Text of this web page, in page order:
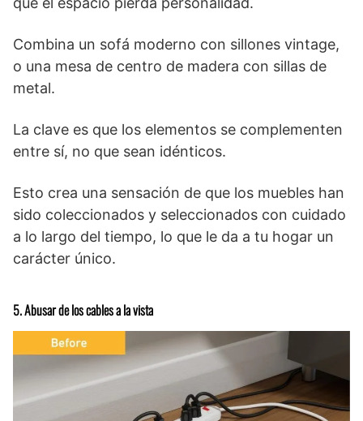
Combina un sofá moderno con sillones vintage,
o una mesa de centro de madera con sillas de
metal.
La clave es que los elementos se complementen
entre sí, no que sean idénticos.
Esto crea una sensación de que los muebles han
sido coleccionados y seleccionados con cuidado
a lo largo del tiempo, lo que le da a tu hogar un
carácter único.
5. Abusar de los cables a la vista